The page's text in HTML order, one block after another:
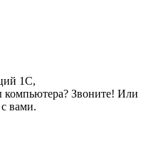
1С,
Звоните! Или
вами.